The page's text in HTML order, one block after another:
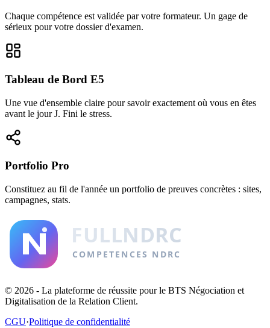
Chaque compétence est validée par votre formateur. Un gage de
sérieux pour votre dossier d'examen.
Tableau de Bord E5
Une vue d'ensemble claire pour savoir exactement où vous en êtes
avant le jour J. Fini le stress.
Portfolio Pro
Constituez au fil de l'année un portfolio de preuves concrètes : sites,
campagnes, stats.
© 2026 - La plateforme de réussite pour le BTS Négociation et
Digitalisation de la Relation Client.
CGU·Politique de confidentialité